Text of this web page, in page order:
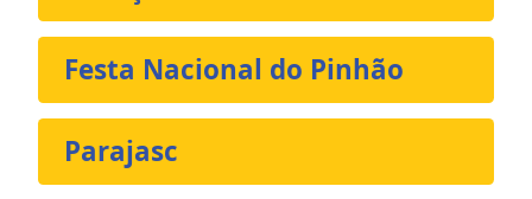
Festa Nacional do Pinhão
Parajasc